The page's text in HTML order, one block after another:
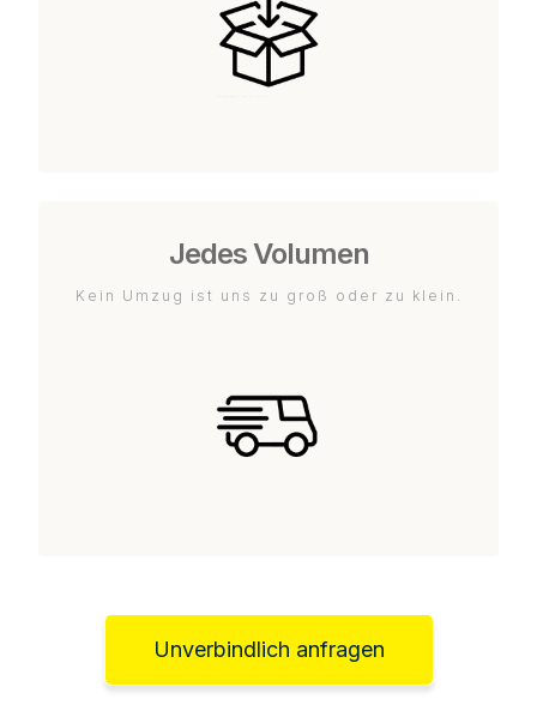
Jedes Volumen
Kein Umzug ist uns zu groß oder zu klein.
Unverbindlich anfragen